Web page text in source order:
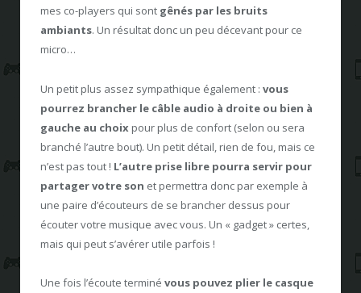
mes co-players qui sont gênés par les bruits
ambiants. Un résultat donc un peu décevant pour ce
micro…
Un petit plus assez sympathique également : vous
pourrez brancher le câble audio à droite ou bien à
gauche au choix pour plus de confort (selon ou sera
branché l’autre bout). Un petit détail, rien de fou, mais ce
n’est pas tout ! L’autre prise libre pourra servir pour
partager votre son et permettra donc par exemple à
une paire d’écouteurs de se brancher dessus pour
écouter votre musique avec vous. Un « gadget » certes,
mais qui peut s’avérer utile parfois !
Une fois l’écoute terminé vous pouvez plier le casque